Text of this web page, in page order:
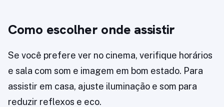
Como escolher onde assistir
Se você prefere ver no cinema, verifique horários
e sala com som e imagem em bom estado. Para
assistir em casa, ajuste iluminação e som para
reduzir reflexos e eco.